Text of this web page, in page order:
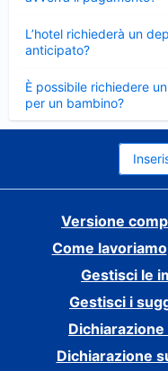
L’hotel richiederà un
anticipato?
chiuso
È possibile richiedere
per un bambino?
Elemento
chiuso
Versione
Come lavoriamo
Gestisci le
Gestisci i
Dichiarazione